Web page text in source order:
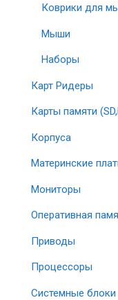
Коврики для
Мыши
Наборы
Карт Ридеры
Карты памяти
Корпуса
Материнские
Мониторы
Оперативная
Приводы
Процессоры
Системные блоки